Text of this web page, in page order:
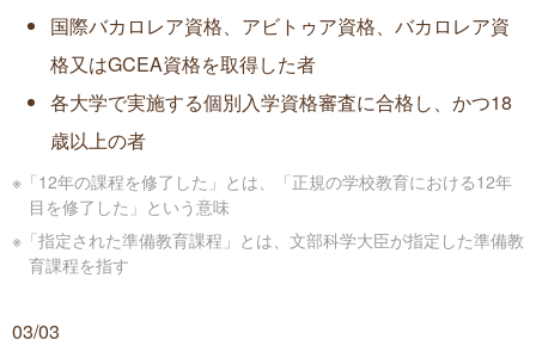
国際バカロレア資格、アビトゥア資格、バカロレア資
格又はGCEA資格を取得した者
各大学で実施する個別入学資格審査に合格し、かつ18
歳以上の者
※「12年の課程を修了した」とは、「正規の学校教育における12年
目を修了した」という意味
※「指定された準備教育課程」とは、文部科学大臣が指定した準備教
育課程を指す
03/03